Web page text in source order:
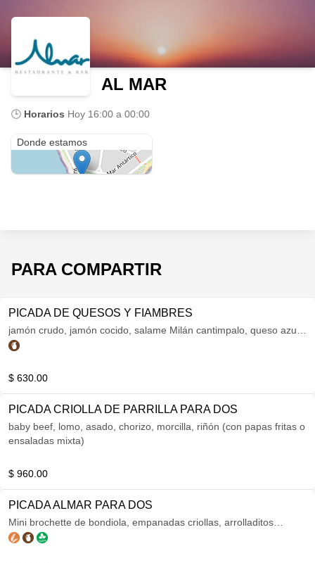
AL MAR
🕒 Horarios Hoy 16:00 a 00:00
Donde estamos
PARA COMPARTIR
PICADA DE QUESOS Y FIAMBRES
jamón crudo, jamón cocido, salame Milán cantimpalo, queso azul,
queso parmesano, burrata, mozzarella artesanal, aceitunas,
$ 630.00
PICADA CRIOLLA DE PARRILLA PARA DOS
baby beef, lomo, asado, chorizo, morcilla, riñón (con papas fritas o
ensaladas mixta)
$ 960.00
PICADA ALMAR PARA DOS
Mini brochette de bondiola, empanadas criollas, arrolladitos
primavera, onion ring, bastones de mozzarella, finger de pollo,